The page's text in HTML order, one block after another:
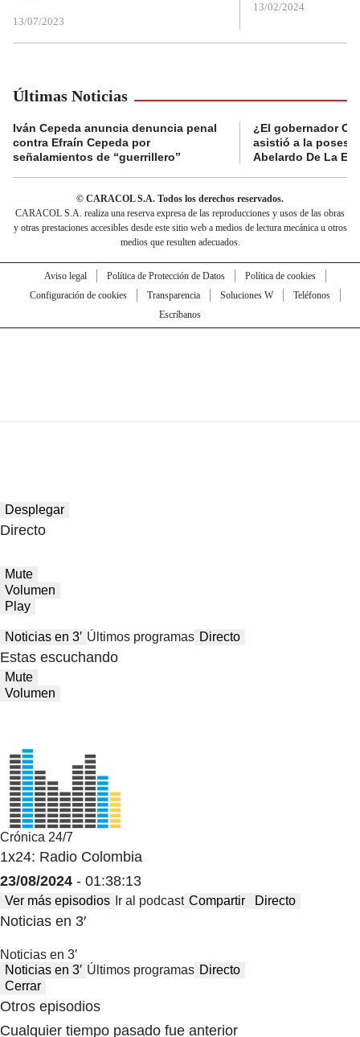
13/07/2023
13/02/2024
Últimas Noticias
Iván Cepeda anuncia denuncia penal
contra Efraín Cepeda por
señalamientos de “guerrillero”
¿El gobernador
asistió a la
Abelardo De La
© CARACOL S.A. Todos los derechos reservados.
CARACOL S.A. realiza una reserva expresa de las reproducciones y usos de las obras
y otras prestaciones accesibles desde este sitio web a medios de lectura mecánica u otros
medios que resulten adecuados.
Aviso legal Política de Protección de Datos
Política de cookies
Configuración de cookies
Transparencia Soluciones W
Teléfonos
Escríbanos
Desplegar
Directo
Mute
Volumen
Play
Noticias en 3′ Últimos programas Directo
Estas escuchando
Mute
Volumen
Crónica 24/7
1x24: Radio Colombia
23/08/2024 - 01:38:13
Ver más episodios Ir al podcast Compartir Directo
Noticias en 3′
Noticias en 3′
Noticias en 3′ Últimos programas Directo
Cerrar
Otros episodios
Cualquier tiempo pasado fue anterior